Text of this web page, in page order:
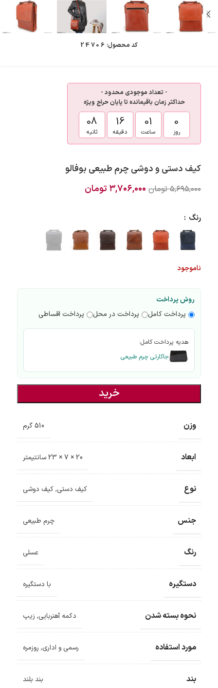
کد محصول: 24706
- تعداد موجودی محدود -
حداکثر زمان باقیمانده تا پایان حراج ویژه
0
روز
01
ساعت
16
دقیقه
08
ثانیه
کیف دستی و دوشی چرم طبیعی بوفالو
۵,۶۹۵,۰۰۰ تومان ۳,۷۰۶,۰۰۰ تومان
رنگ
ناموجود
روش پرداخت
پرداخت کامل
پرداخت در محل پرداخت اقساطی
هدیه پرداخت کامل:
جاکارتی چرم طبیعی
خرید
وزن 510 گرم
ابعاد 20 × 7 × 23 سانتیمتر
نوع کیف دستی,کیف دوشی
جنس چرم طبیعی
رنگ عسلی
دستگیره با دستگیره
نحوه بسته شدن دکمه آهنربایی, زیپ
مورد استفاده رسمی و اداری, روزمره
بند بند بلند
گارانتی معتبر برای تمامی محصولات ارائه می‌شود.